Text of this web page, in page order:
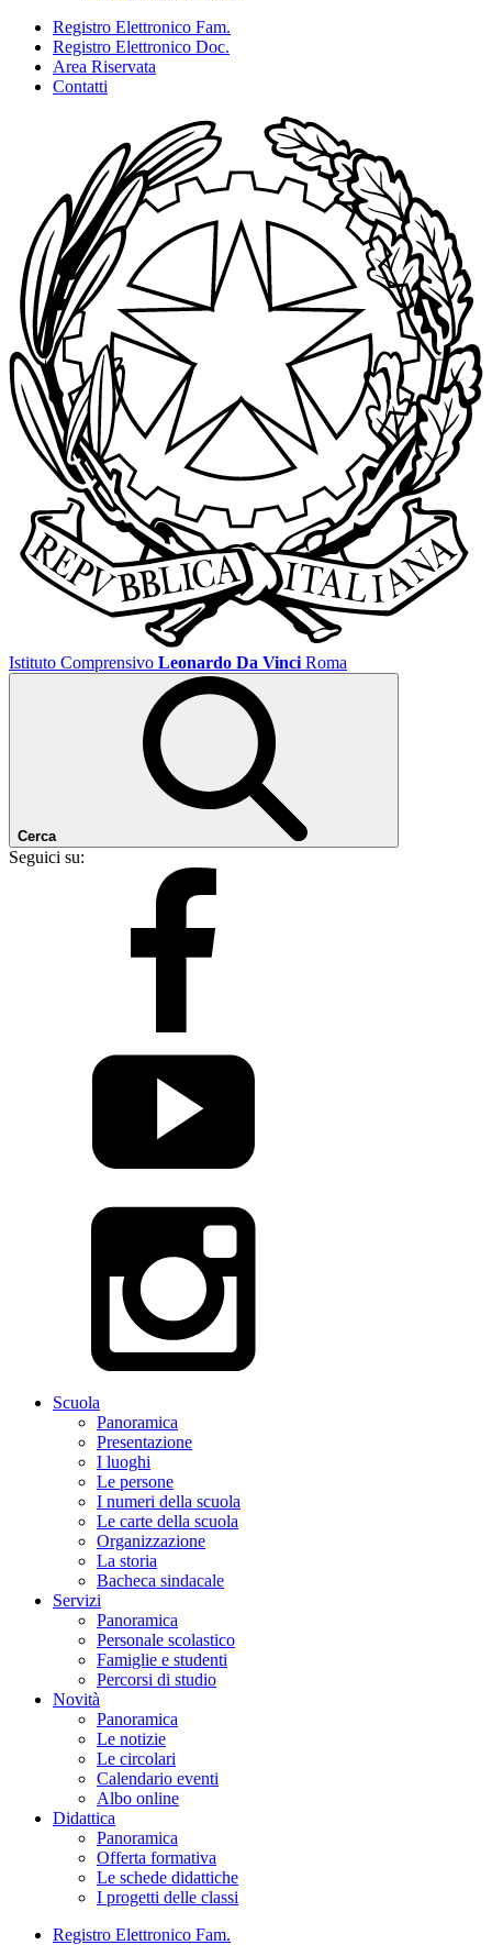
Registro Elettronico Fam.
Registro Elettronico Doc.
Area Riservata
Contatti
Istituto Comprensivo Leonardo Da Vinci Roma
Cerca
Seguici su:
Scuola
Panoramica
Presentazione
I luoghi
Le persone
I numeri della scuola
Le carte della scuola
Organizzazione
La storia
Bacheca sindacale
Servizi
Panoramica
Personale scolastico
Famiglie e studenti
Percorsi di studio
Novità
Panoramica
Le notizie
Le circolari
Calendario eventi
Albo online
Didattica
Panoramica
Offerta formativa
Le schede didattiche
I progetti delle classi
Registro Elettronico Fam.